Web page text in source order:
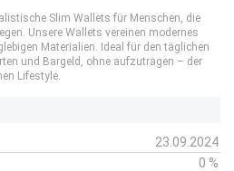
Slim Wallets für Menschen, die
Unsere Wallets vereinen modernes
Materialien. Ideal für den täglichen
und Bargeld, ohne aufzutragen – der
Lifestyle.
23.09.2024
0 %